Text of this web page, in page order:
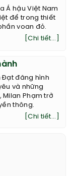
Á hậu Việt Nam
để trong thiết
voan đỏ.
[Chi tiết...]
Đạt đăng hình
và những
Milan Phạm trở
thông.
[Chi tiết...]